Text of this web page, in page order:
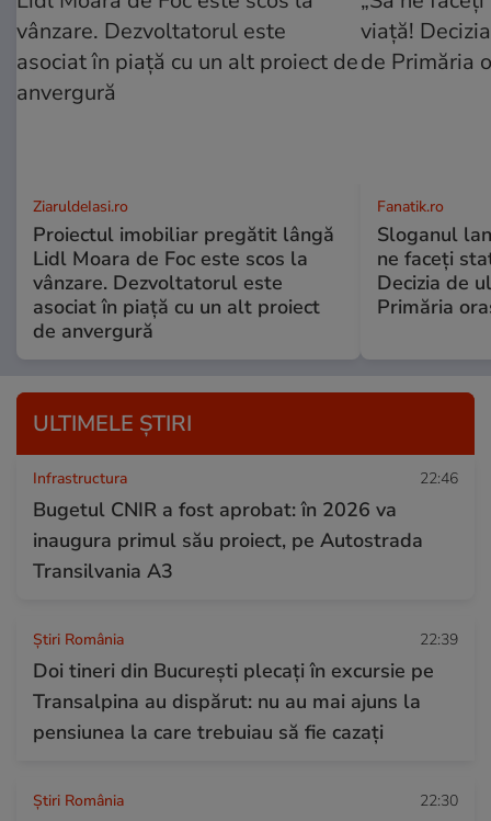
ZiaruldeIasi.ro
Proiectul imobiliar pregătit lângă
Lidl Moara de Foc este scos la
vânzare. Dezvoltatorul este
asociat în piață cu un alt proiect
de anvergură
Fanatik.ro
Sloganul
ne faceți
Decizia de
Primăria
ULTIMELE ȘTIRI
Infrastructura 22:46
Bugetul CNIR a fost aprobat: în 2026 va
inaugura primul său proiect, pe Autostrada
Transilvania A3
Știri România 22:39
Doi tineri din București plecați în excursie pe
Transalpina au dispărut: nu au mai ajuns la
pensiunea la care trebuiau să fie cazați
Știri România 22:30